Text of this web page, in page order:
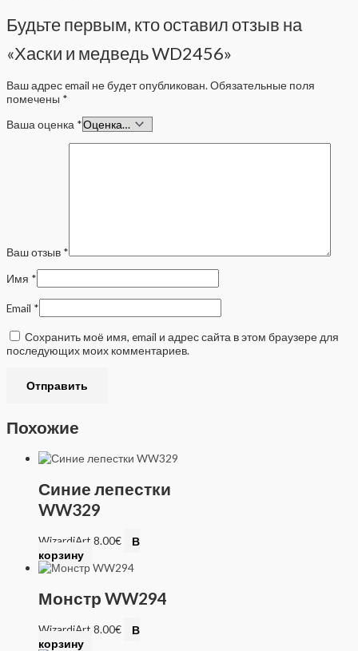
Будьте первым, кто оставил отзыв на
«Хаски и медведь WD2456»
Ваш адрес email не будет опубликован. Обязательные поля
помечены *
Ваша оценка *
Ваш отзыв *
Имя *
Email *
Сохранить моё имя, email и адрес сайта в этом браузере для
последующих моих комментариев.
Похожие
Синие лепестки
WW329
WizardiArt 8.00€
В
корзину
Монстр WW294
WizardiArt 8.00€
В
корзину